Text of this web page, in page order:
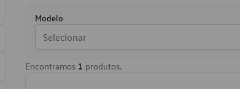
Modelo
Selecionar
Encontramos 1 produtos.